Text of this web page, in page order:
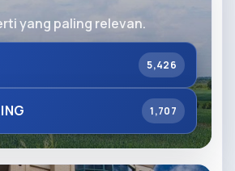
yang paling relevan.
5,426
1,707